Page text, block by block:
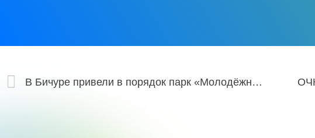
В Бичуре привели в порядок парк «Молодёжный»